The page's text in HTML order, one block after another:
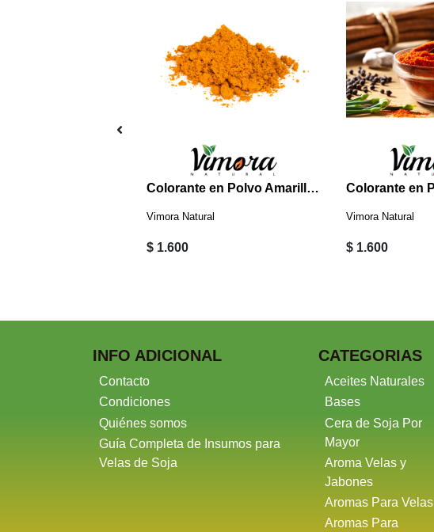
Colorante en Polvo Amarillo 2 Grs
Vimora Natural
$ 1.600
Vimora Natural
$ 1.600
INFO ADICIONAL
Contacto
Condiciones
Quiénes somos
Guía Completa de Insumos para
Velas de Soja
CATEGORIAS
Aceites Naturales
Bases
Cera de Soja Por
Mayor
Aroma Velas y
Jabones
Aromas Para Velas
Aromas Para